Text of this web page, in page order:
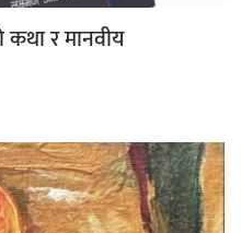
र मानवीय